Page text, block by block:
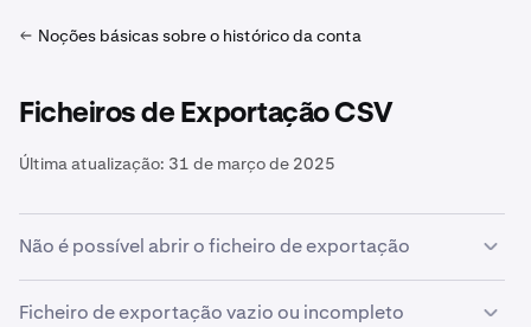
Noções básicas sobre o histórico da conta
Ficheiros de Exportação CSV
Última atualização: 31 de março de 2025
Não é possível abrir o ficheiro de exportação
Atualmente, apenas oferecemos ficheiros de
Ficheiro de exportação vazio ou incompleto